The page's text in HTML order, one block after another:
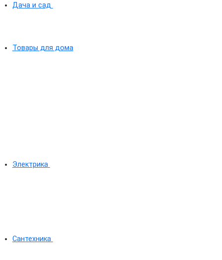
Дача и сад
Товары для дома
Электрика
Сантехника